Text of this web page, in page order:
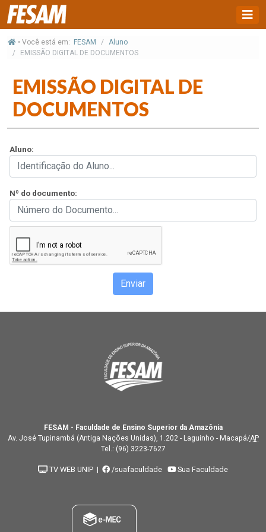
• Você está em: FESAM
Aluno
EMISSÃO DIGITAL DE DOCUMENTOS
EMISSÃO DIGITAL DE
DOCUMENTOS
Aluno:
Nº do documento:
FESAM - Faculdade de Ensino Superior da Amazônia
Av. José Tupinambá (Antiga Nações Unidas), 1.202 - Laguinho - Macapá/AP
Tel.: (96) 3223-7627
TV WEB UNIP | /suafaculdade Sua Faculdade